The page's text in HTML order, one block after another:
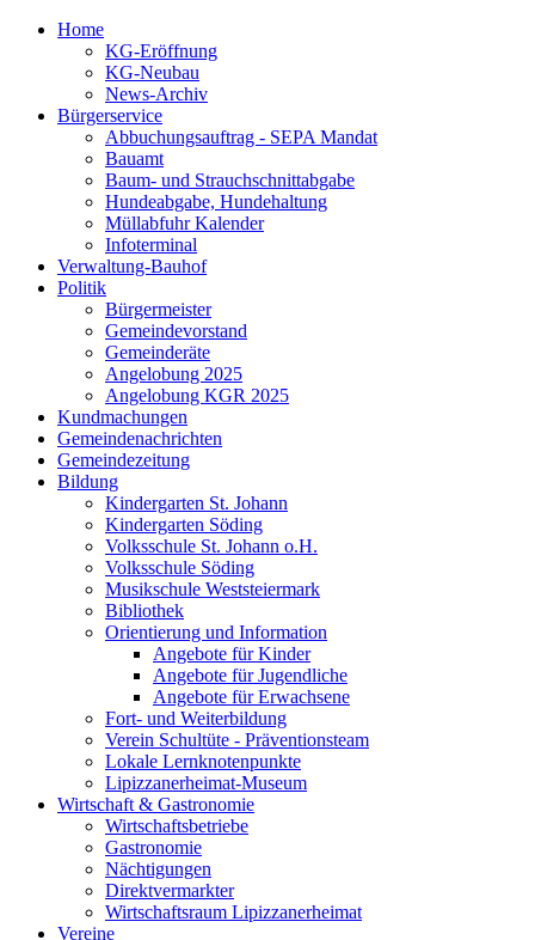
Home
KG-Eröffnung
KG-Neubau
News-Archiv
Bürgerservice
Abbuchungsauftrag - SEPA Mandat
Bauamt
Baum- und Strauchschnittabgabe
Hundeabgabe, Hundehaltung
Müllabfuhr Kalender
Infoterminal
Verwaltung-Bauhof
Politik
Bürgermeister
Gemeindevorstand
Gemeinderäte
Angelobung 2025
Angelobung KGR 2025
Kundmachungen
Gemeindenachrichten
Gemeindezeitung
Bildung
Kindergarten St. Johann
Kindergarten Söding
Volksschule St. Johann o.H.
Volksschule Söding
Musikschule Weststeiermark
Bibliothek
Orientierung und Information
Angebote für Kinder
Angebote für Jugendliche
Angebote für Erwachsene
Fort- und Weiterbildung
Verein Schultüte - Präventionsteam
Lokale Lernknotenpunkte
Lipizzanerheimat-Museum
Wirtschaft & Gastronomie
Wirtschaftsbetriebe
Gastronomie
Nächtigungen
Direktvermarkter
Wirtschaftsraum Lipizzanerheimat
Vereine